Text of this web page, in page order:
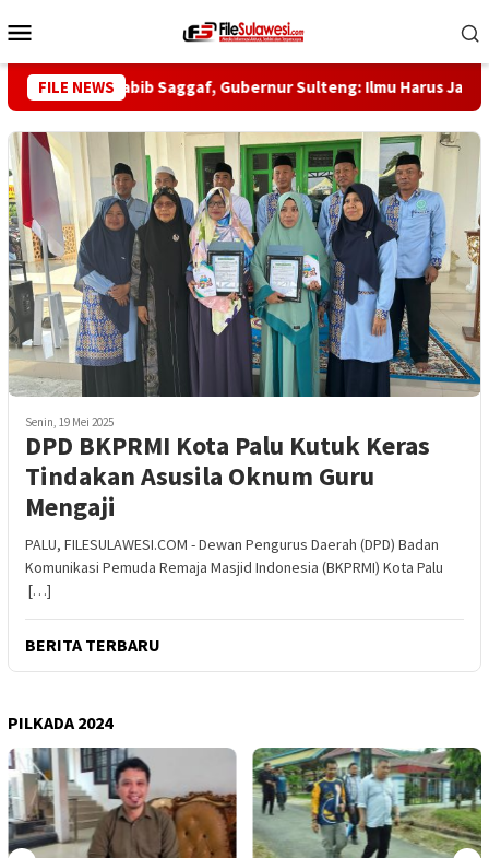
ke
Mobile
FILE NEWS
Haul ke-5 Habib Saggaf, Gubernur Sulteng: Ilmu Harus Jadi
Senin, 19 Mei 2025
DPD BKPRMI Kota Palu Kutuk Keras
Tindakan Asusila Oknum Guru
Mengaji
PALU, FILESULAWESI.COM - Dewan Pengurus Daerah (DPD) Badan
Komunikasi Pemuda Remaja Masjid Indonesia (BKPRMI) Kota Palu
[…]
BERITA TERBARU
PILKADA 2024